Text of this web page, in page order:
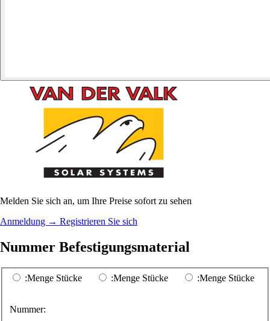
Melden Sie sich an, um Ihre Preise sofort zu sehen
Anmeldung → Registrieren Sie sich
Nummer Befestigungsmaterial
:Menge Stücke :Menge Stücke :Menge Stücke
Nummer: